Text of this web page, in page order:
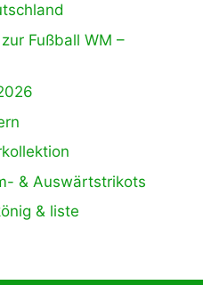
Fußball WM –
& Auswärtstrikots
& liste